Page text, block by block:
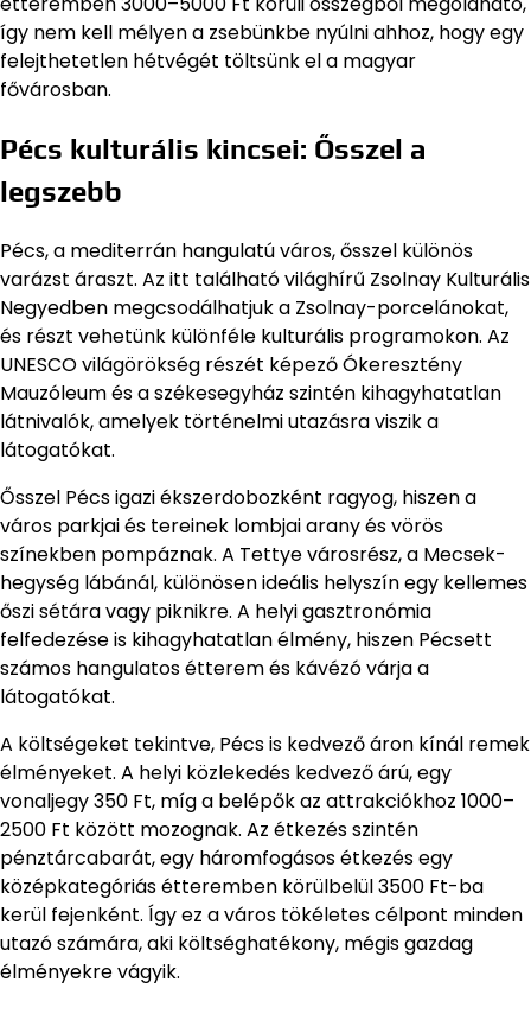
így nem kell mélyen a zsebünkbe nyúlni ahhoz, hogy egy
felejthetetlen hétvégét töltsünk el a magyar
fővárosban.
Pécs kulturális kincsei: Ősszel a
legszebb
Pécs, a mediterrán hangulatú város, ősszel különös
varázst áraszt. Az itt található világhírű Zsolnay Kulturális
Negyedben megcsodálhatjuk a Zsolnay-porcelánokat,
és részt vehetünk különféle kulturális programokon. Az
UNESCO világörökség részét képező Ókeresztény
Mauzóleum és a székesegyház szintén kihagyhatatlan
látnivalók, amelyek történelmi utazásra viszik a
látogatókat.
Ősszel Pécs igazi ékszerdobozként ragyog, hiszen a
város parkjai és tereinek lombjai arany és vörös
színekben pompáznak. A Tettye városrész, a Mecsek-
hegység lábánál, különösen ideális helyszín egy kellemes
őszi sétára vagy piknikre. A helyi gasztronómia
felfedezése is kihagyhatatlan élmény, hiszen Pécsett
számos hangulatos étterem és kávézó várja a
látogatókat.
A költségeket tekintve, Pécs is kedvező áron kínál remek
élményeket. A helyi közlekedés kedvező árú, egy
vonaljegy 350 Ft, míg a belépők az attrakciókhoz 1000–
2500 Ft között mozognak. Az étkezés szintén
pénztárcabarát, egy háromfogásos étkezés egy
középkategóriás étteremben körülbelül 3500 Ft-ba
kerül fejenként. Így ez a város tökéletes célpont minden
utazó számára, aki költséghatékony, mégis gazdag
élményekre vágyik.